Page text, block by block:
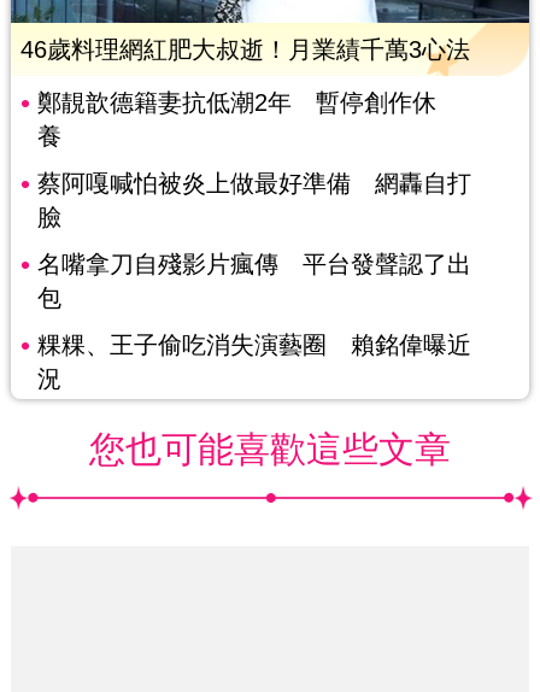
46歲料理網紅肥大叔逝！月業績千萬3心法
鄭靚歆德籍妻抗低潮2年 暫停創作休
養
蔡阿嘎喊怕被炎上做最好準備 網轟自打
臉
名嘴拿刀自殘影片瘋傳 平台發聲認了出
包
粿粿、王子偷吃消失演藝圈 賴銘偉曝近
況
您也可能喜歡這些文章